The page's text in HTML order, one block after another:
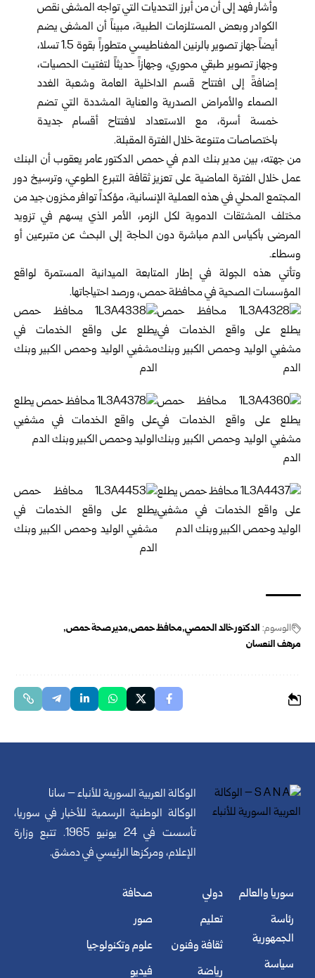
وأشار فهد إلى أن من أبرز التحديات التي تواجه المشفى نقص
‏الكوادر وبعض المستلزمات الطبية، مبيناً أن المشفى يضم
أيضاً ‏جهاز تصوير بالرنين المغناطيسي متطوراً بقوة 1.5 تسلا،
‏وجهاز تصوير طبقي محوري، وجهازاً حديثاً لتفتيت الحصيات،
‏إضافةً إلى افتتاح قسم الداخلية العامة وشعبة الغدد
الصماء ‏والأمراض الصدرية والعناية المشددة التي تضم
خمسة أسرة، ‏مع الاستعداد لافتتاح أقسام جديدة
باختصاصات متنوعة خلال ‏الفترة المقبلة.‏
من جهته، بين مدير بنك الدم في حمص الدكتور عامر يعقوب ‏أن البنك
عمل خلال الفترة الماضية على تعزيز ثقافة التبرع ‏الطوعي، وترسيخ دور
المجتمع المحلي في هذه العملية الإنسانية، ‏مؤكداً توافر مخزون جيد من
مختلف المشتقات الدموية لكل ‏الزمر، الأمر الذي يسهم في تزويد
المرضى بأكياس الدم مباشرة ‏دون الحاجة إلى البحث عن متبرعين أو
وسطاء.‏
وتأتي هذه الجولة في إطار المتابعة الميدانية المستمرة لواقع
‏المؤسسات الصحية في محافظة حمص، ورصد احتياجاتها.‏
الوسوم: ‏الدكتور خالد الحمصي محافظ حمص مدير صحة حمص
مرهف النعسان
الوكالة العربية السورية للأنباء – سانا
الوكالة الوطنية الرسمية للأخبار في سوريا،
تأسست في 24 يونيو 1965. تتبع وزارة
الإعلام، ومركزها الرئيسي في دمشق.
سوريا والعالم
رئاسة
الجمهورية
سياسة
دولي
تعليم
ثقافة وفنون
رياضة
صحافة
صور
علوم وتكنولوجيا
فيديو